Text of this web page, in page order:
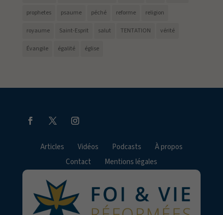
prophetes psaume péché reforme religion
royaume Saint-Esprit salut TENTATION vérité
Évangile égalité église
Articles Vidéos Podcasts
À propos
Contact
Mentions légales